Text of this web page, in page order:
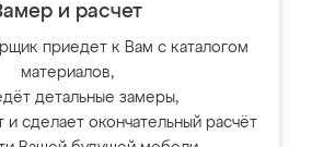
и расчет
приедет к Вам с каталогом
материалов,
детальные замеры,
и сделает окончательный расчёт